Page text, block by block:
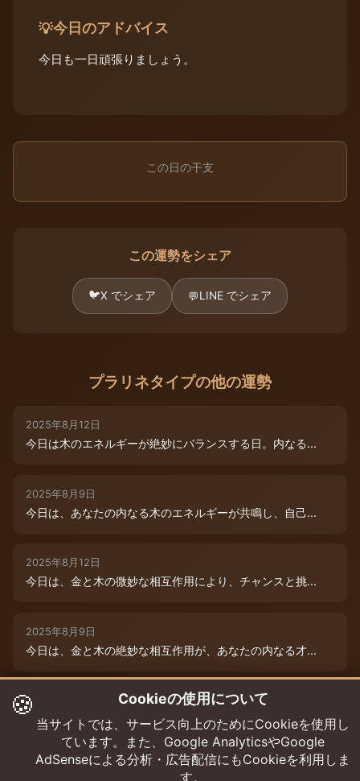
💡今日のアドバイス
今日も一日頑張りましょう。
この日の干支
この運勢をシェア
🐦X でシェア 💬LINE でシェア
プラリネタイプの他の運勢
2025年8月12日
今日は木のエネルギーが絶妙にバランスする日。内なる...
2025年8月9日
今日は、あなたの内なる木のエネルギーが共鳴し、自己...
2025年8月12日
今日は、金と木の微妙な相互作用により、チャンスと挑...
2025年8月9日
今日は、金と木の絶妙な相互作用が、あなたの内なる才...
2025年8月12日
木と木が出会う今日は、成長エネルギーが絶好調！まる...
🍪 Cookieの使用について
当サイトでは、サービス向上のためにCookieを使用し
ています。また、Google AnalyticsやGoogle
AdSenseによる分析・広告配信にもCookieを利用しま
す。